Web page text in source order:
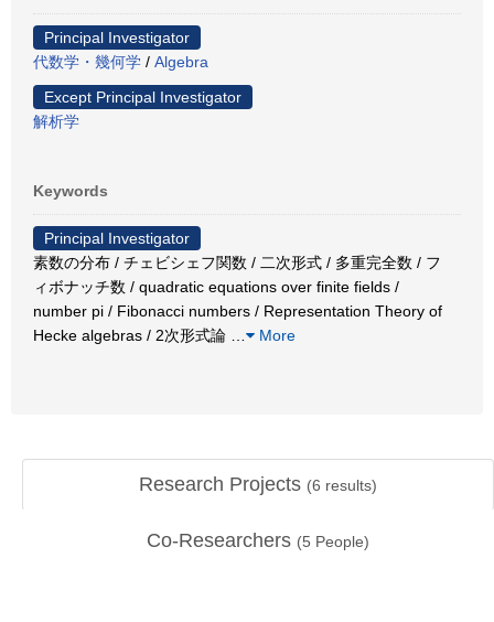
Principal Investigator
代数学・幾何学 / Algebra
Except Principal Investigator
解析学
Keywords
Principal Investigator
素数の分布 / チェビシェフ関数 / 二次形式 / 多重完全数 / フ
ィボナッチ数 / quadratic equations over finite fields /
number pi / Fibonacci numbers / Representation Theory of
Hecke algebras / 2次形式論
More
Research Projects (6 results)
Co-Researchers (5 People)